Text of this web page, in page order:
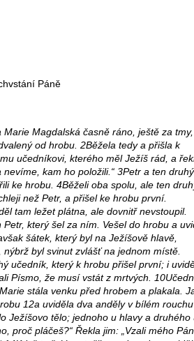
Páně
Magdalská časně ráno, ještě za
od hrobu. 2Běžela tedy a přišla k
učedníkovi, kterého měl Ježíš rád, a
nevíme, kam ho položili.“ 3Petr a ten druhý
ke hrobu. 4Běželi oba spolu, ale ten
než Petr, a přišel ke hrobu první.
tam ležet plátna, ale dovnitř nevstoupil.
který šel za ním. Vešel do hrobu a
šátek, který byl na Ježíšově hlavě,
nýbrž byl svinut zvlášť na jednom místě.
učedník, který k hrobu přišel první; i
Písmo, že musí vstát z mrtvých.
stála venku před hrobem a plakala.
12a uviděla dva anděly v bílém rouchu
Ježíšovo tělo; jednoho u hlavy a druhého
proč pláčeš?“ Řekla jim: „Vzali mého